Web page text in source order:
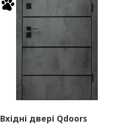
Вхідні двері Qdoors